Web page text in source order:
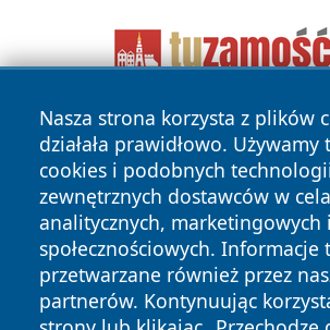
Nasza strona korzysta z plików
działała prawidłowo.
cookies i podobnych
zewnętrznych dostawców w
analitycznych, marketingowych i
społecznościowych. Informacje
przetwarzane również przez
partnerów. Kontynuując
Copyright © 2026 myslowicki24.pl
zastrzeżone.